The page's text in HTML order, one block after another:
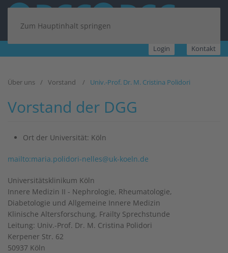
Zum Hauptinhalt springen
Login Kontakt
Über uns Vorstand Univ.-Prof. Dr. M. Cristina Polidori
Vorstand der DGG
Ort der Universität: Köln
mailto:maria.polidori-nelles@uk-koeln.de
Universitätsklinikum Köln
Innere Medizin II - Nephrologie, Rheumatologie,
Diabetologie und Allgemeine Innere Medizin
Klinische Altersforschung, Frailty Sprechstunde
Leitung: Univ.-Prof. Dr. M. Cristina Polidori
Kerpener Str. 62
50937 Köln